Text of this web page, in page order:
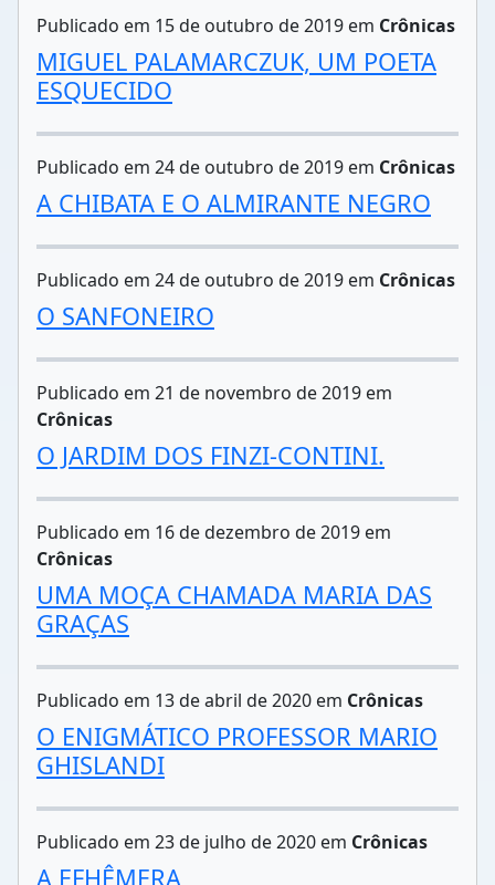
Publicado em 15 de outubro de 2019 em Crônicas
MIGUEL PALAMARCZUK, UM POETA
ESQUECIDO
Publicado em 24 de outubro de 2019 em Crônicas
A CHIBATA E O ALMIRANTE NEGRO
Publicado em 24 de outubro de 2019 em Crônicas
O SANFONEIRO
Publicado em 21 de novembro de 2019 em
Crônicas
O JARDIM DOS FINZI-CONTINI.
Publicado em 16 de dezembro de 2019 em
Crônicas
UMA MOÇA CHAMADA MARIA DAS
GRAÇAS
Publicado em 13 de abril de 2020 em Crônicas
O ENIGMÁTICO PROFESSOR MARIO
GHISLANDI
Publicado em 23 de julho de 2020 em Crônicas
A EFHÊMERA